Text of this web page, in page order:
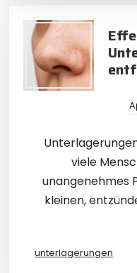
viele
unangenehmes
kleinen,
unterlagerungen